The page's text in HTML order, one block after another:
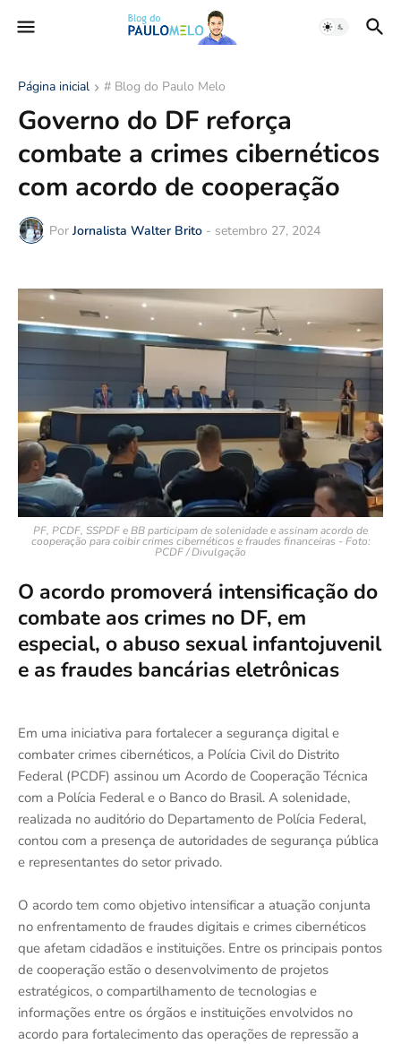
Página inicial # Blog do Paulo Melo
Governo do DF reforça
combate a crimes cibernéticos
com acordo de cooperação
Por Jornalista Walter Brito - setembro 27, 2024
PF, PCDF, SSPDF e BB participam de solenidade e assinam acordo de
cooperação para coibir crimes cibernéticos e fraudes financeiras - Foto:
PCDF / Divulgação
O acordo promoverá intensificação do
combate aos crimes no DF, em
especial, o abuso sexual infantojuvenil
e as fraudes bancárias eletrônicas
Em uma iniciativa para fortalecer a segurança digital e
combater crimes cibernéticos, a Polícia Civil do Distrito
Federal (PCDF) assinou um Acordo de Cooperação Técnica
com a Polícia Federal e o Banco do Brasil. A solenidade,
realizada no auditório do Departamento de Polícia Federal,
contou com a presença de autoridades de segurança pública
e representantes do setor privado.
O acordo tem como objetivo intensificar a atuação conjunta
no enfrentamento de fraudes digitais e crimes cibernéticos
que afetam cidadãos e instituições. Entre os principais pontos
de cooperação estão o desenvolvimento de projetos
estratégicos, o compartilhamento de tecnologias e
informações entre os órgãos e instituições envolvidos no
acordo para fortalecimento das operações de repressão a